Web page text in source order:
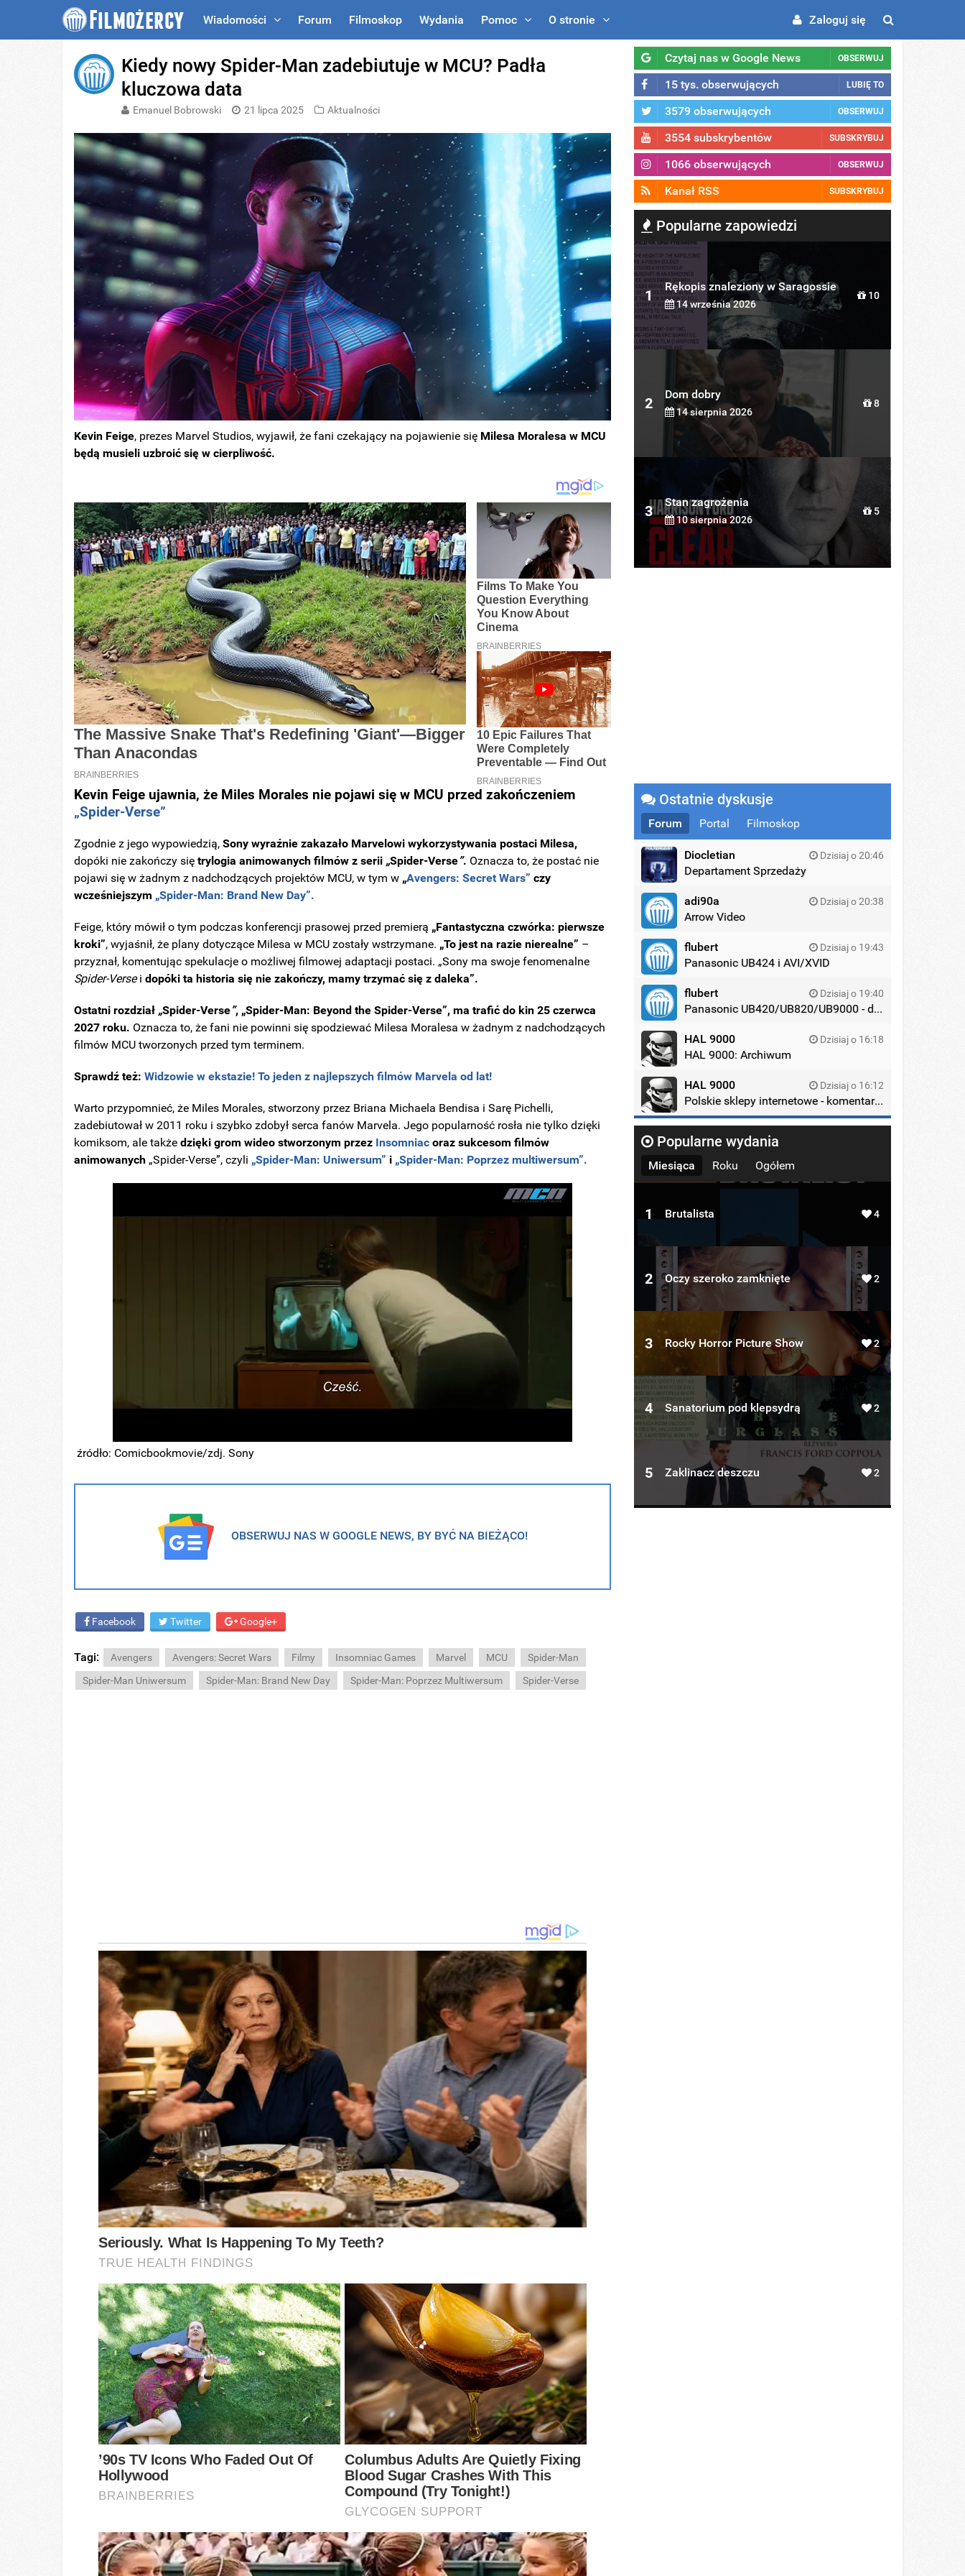
Wiadomości Forum Filmoskop Wydania Pomoc O stronie Zaloguj się
Kiedy nowy Spider-Man zadebiutuje w MCU? Padła
kluczowa data
Emanuel Bobrowski 21 lipca 2025 Aktualności
Kevin Feige, prezes Marvel Studios, wyjawił, że fani czekający na pojawienie się Milesa Moralesa w MCU
będą musieli uzbroić się w cierpliwość.
Kevin Feige ujawnia, że Miles Morales nie pojawi się w MCU przed zakończeniem
„Spider-Verse”
Zgodnie z jego wypowiedzią,Sony wyraźnie zakazało Marvelowi wykorzystywania postaci Milesa,
dopóki nie zakończy się trylogia animowanych filmów z serii „Spider-Verse”. Oznacza to, że postać nie
pojawi się w żadnym z nadchodzących projektów MCU, w tym w „Avengers: Secret Wars” czy
wcześniejszym „Spider-Man: Brand New Day”.
Feige, który mówił o tym podczas konferencji prasowej przed premierą „Fantastyczna czwórka: pierwsze
kroki”, wyjaśnił, że plany dotyczące Milesa w MCU zostały wstrzymane. „To jest na razie nierealne” –
przyznał, komentując spekulacje o możliwej filmowej adaptacji postaci. „Sony ma swoje fenomenalne
Spider-Verseidopóki ta historia się nie zakończy, mamy trzymać się z daleka”.
Ostatni rozdział „Spider-Verse”, „Spider-Man: Beyond the Spider-Verse”, ma trafić do kin 25 czerwca
2027 roku. Oznacza to, że fani nie powinni się spodziewać Milesa Moralesa w żadnym z nadchodzących
filmów MCU tworzonych przed tym terminem.
Sprawdź też:Widzowie w ekstazie! To jeden z najlepszych filmów Marvela od lat!
Warto przypomnieć, że Miles Morales, stworzony przez Briana Michaela Bendisa i Sarę Pichelli,
zadebiutował w 2011 roku i szybko zdobył serca fanów Marvela. Jego popularność rosła nie tylko dzięki
komiksom, ale takżedzięki grom wideo stworzonym przez Insomniac oraz sukcesom filmów
animowanych „Spider-Verse”, czyli „Spider-Man: Uniwersum” i „Spider-Man: Poprzez multiwersum”.
źródło: Comicbookmovie/zdj. Sony
OBSERWUJ NAS W GOOGLE NEWS, BY BYĆ NA BIEŻĄCO!
Facebook Twitter Google+
Tagi: Avengers Avengers: Secret Wars Filmy Insomniac Games Marvel MCU
Spider-Man
Spider-Man Uniwersum
Spider-Man: Brand New Day Spider-Man: Poprzez Multiwersum Spider-Verse
Czytaj nas w Google News OBSERWUJ
15 tys. obserwujących LUBIĘ TO
3579 obserwujących OBSERWUJ
3554 subskrybentów SUBSKRYBUJ
1066 obserwujących OBSERWUJ
Kanał RSS SUBSKRYBUJ
Popularne zapowiedzi
1
Rękopis znaleziony w Saragossie
14 września 2026
10
2
Dom dobry
14 sierpnia 2026
8
3
Stan zagrożenia
10 sierpnia 2026
5
Ostatnie dyskusje
Forum Portal Filmoskop
Diocletian Dzisiaj o 20:46
Departament Sprzedaży
adi90a Dzisiaj o 20:38
Arrow Video
flubert Dzisiaj o 19:43
Panasonic UB424 i AVI/XVID
flubert Dzisiaj o 19:40
Panasonic UB420/UB820/UB9000 - dyskusja
HAL 9000 Dzisiaj o 16:18
HAL 9000: Archiwum
HAL 9000 Dzisiaj o 16:12
Polskie sklepy internetowe - komentarze
Popularne wydania
Miesiąca Roku Ogółem
1 Brutalista 4
2 Oczy szeroko zamknięte 2
3 Rocky Horror Picture Show 2
4 Sanatorium pod klepsydrą 2
5 Zaklinacz deszczu 2